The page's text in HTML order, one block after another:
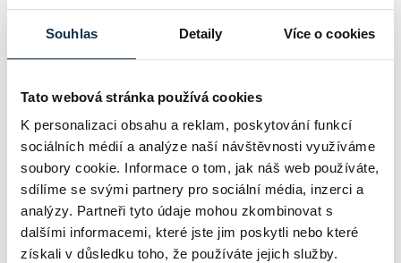
Souhlas Detaily Více o cookies
Tato webová stránka používá cookies
K personalizaci obsahu a reklam, poskytování funkcí
sociálních médií a analýze naší návštěvnosti využíváme
soubory cookie. Informace o tom, jak náš web používáte,
sdílíme se svými partnery pro sociální média, inzerci a
analýzy. Partneři tyto údaje mohou zkombinovat s
dalšími informacemi, které jste jim poskytli nebo které
získali v důsledku toho, že používáte jejich služby.
rostly úvěry a…
Pavel Pohanka aktualizováno: 31.07.2026